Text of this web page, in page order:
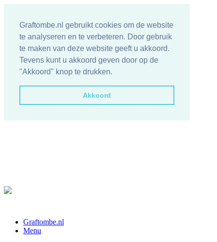
Graftombe.nl gebruikt cookies om de website
te analyseren en te verbeteren. Door gebruik
te maken van deze website geeft u akkoord.
Tevens kunt u akkoord geven door op de
"Akkoord" knop te drukken.
Akkoord
Graftombe.nl
Menu